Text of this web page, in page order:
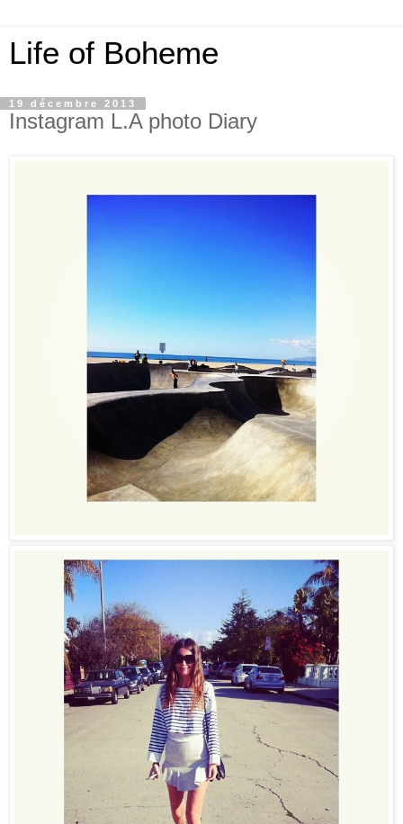
Life of Boheme
19 décembre 2013
Instagram L.A photo Diary